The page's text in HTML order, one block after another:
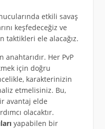
etkili savaş
keşfedeceğiz ve
taktikleri ele alacağız.
anahtarıdır. Her PvP
için doğru
karakterinizin
etmelisiniz. Bu,
avantaj elde
olacaktır.
yapabilen bir